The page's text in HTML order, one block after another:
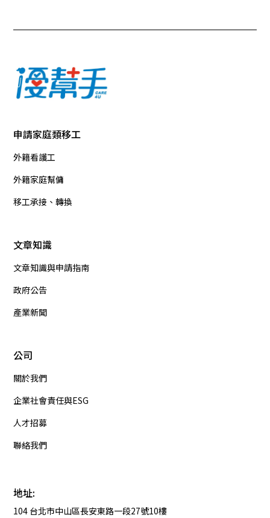
申請家庭類移工
外籍看護工
外籍家庭幫傭
移工承接、轉換
文章知識
文章知識與申請指南
政府公告
產業新聞
公司
關於我們
企業社會責任與ESG
人才招募
聯絡我們
地址:
104 台北市中山區長安東路一段27號10樓